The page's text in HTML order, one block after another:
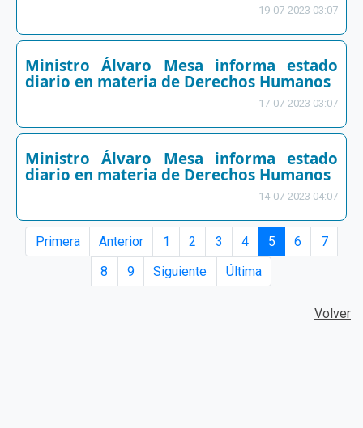
19-07-2023 03:07
Ministro Álvaro Mesa informa estado
diario en materia de Derechos Humanos
17-07-2023 03:07
Ministro Álvaro Mesa informa estado
diario en materia de Derechos Humanos
14-07-2023 04:07
Primera Anterior 1 2 3 4 5 6
7
8
9 Siguiente Última
Volver